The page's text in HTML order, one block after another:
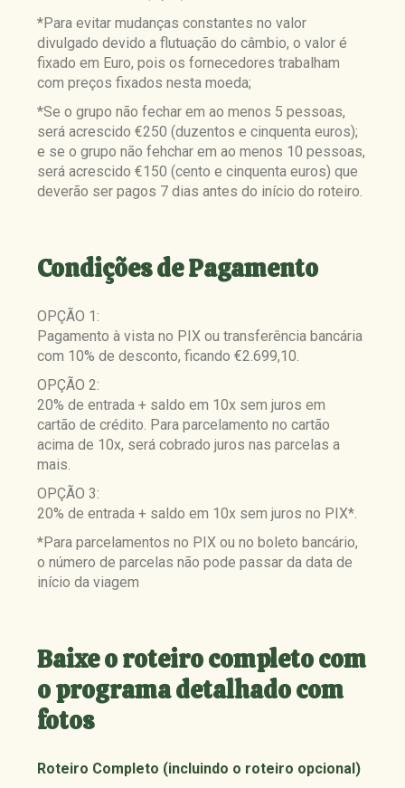
*Para evitar mudanças constantes no valor
divulgado devido a flutuação do câmbio, o valor é
fixado em Euro, pois os fornecedores trabalham
com preços fixados nesta moeda;
*Se o grupo não fechar em ao menos 5 pessoas,
será acrescido €250 (duzentos e cinquenta euros);
e se o grupo não fehchar em ao menos 10 pessoas,
será acrescido €150 (cento e cinquenta euros) que
deverão ser pagos 7 dias antes do início do roteiro.
Condições de Pagamento
OPÇÃO 1:
Pagamento à vista no PIX ou transferência bancária
com 10% de desconto, ficando €2.699,10.
OPÇÃO 2:
20% de entrada + saldo em 10x sem juros em
cartão de crédito. Para parcelamento no cartão
acima de 10x, será cobrado juros nas parcelas a
mais.
OPÇÃO 3:
20% de entrada + saldo em 10x sem juros no PIX*.
*Para parcelamentos no PIX ou no boleto bancário,
o número de parcelas não pode passar da data de
início da viagem
Baixe o roteiro completo com
o programa detalhado com
fotos
Roteiro Completo (incluindo o roteiro opcional)